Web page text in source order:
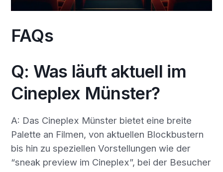
FAQs
Q: Was läuft aktuell im
Cineplex Münster?
A: Das Cineplex Münster bietet eine breite
Palette an Filmen, von aktuellen Blockbustern
bis hin zu speziellen Vorstellungen wie der
“sneak preview im Cineplex”, bei der Besucher